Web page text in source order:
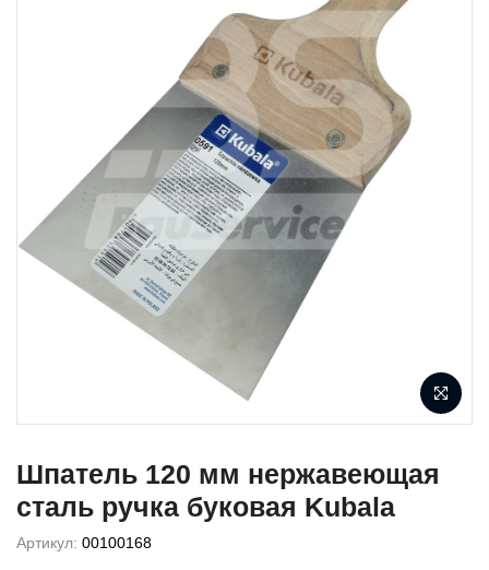
Шпатель 120 мм нержавеющая
сталь ручка буковая Kubala
Артикул: 00100168